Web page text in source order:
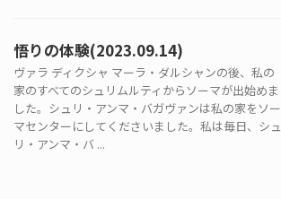
悟りの体験(2023.09.14)
ヴァラ ディクシャ マーラ・ダルシャンの後、私の
家のすべてのシュリムルティからソーマが出始めま
した。シュリ・アンマ・バガヴァンは私の家をソー
マセンターにしてくださいました。私は毎日、シュ
リ・アンマ・バ ...